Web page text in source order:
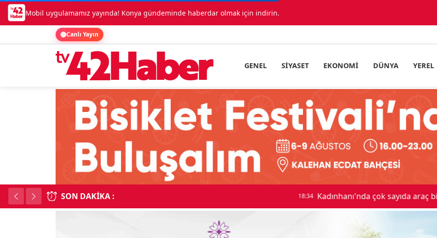
Mobil uygulamamız yayında! Konya gündeminde haberdar olmak için indirin.
Canlı Yayın
GENEL SIYASET EKONOMI DÜNYA YEREL
SON DAKIKA : Kadınhanı'nda çok sayıda araç birbirine girdi